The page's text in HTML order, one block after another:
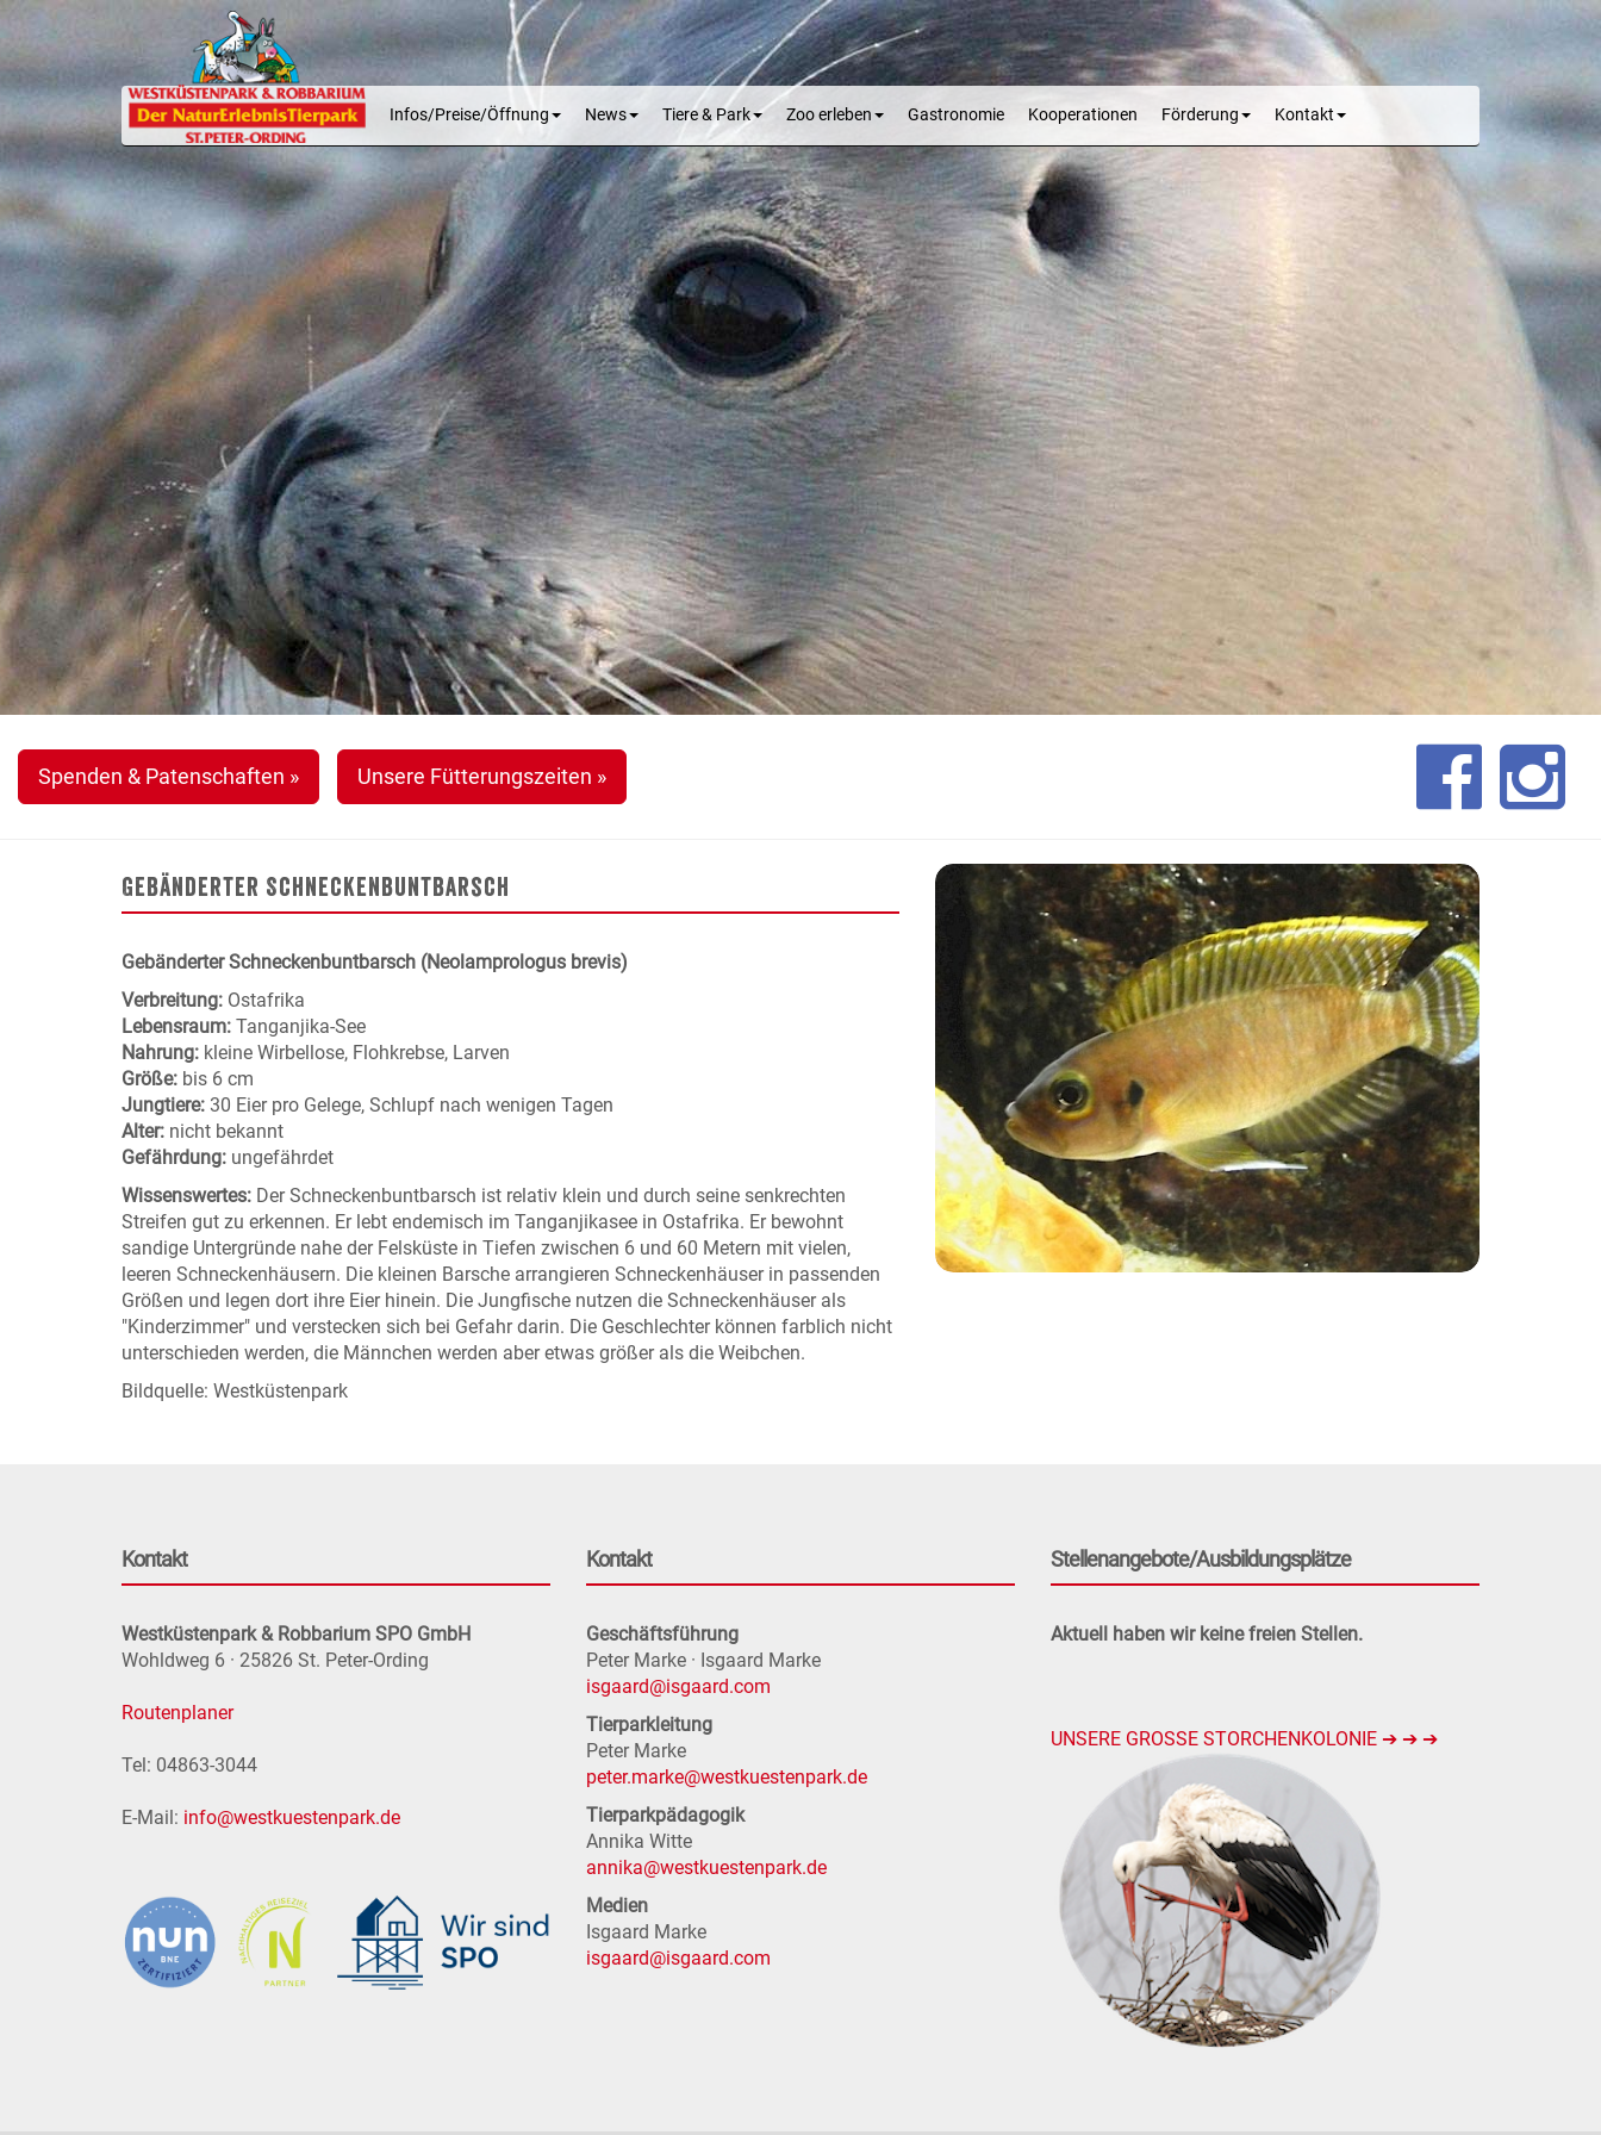
Infos/Preise/Öffnung News Tiere & Park Zoo erleben Gastronomie Kooperationen Förderung Kontakt
Spenden & Patenschaften » Unsere Fütterungszeiten »
Gebänderter Schneckenbuntbarsch
Gebänderter Schneckenbuntbarsch (Neolamprologus brevis)
Verbreitung: Ostafrika
Lebensraum: Tanganjika-See
Nahrung: kleine Wirbellose, Flohkrebse, Larven
Größe: bis 6 cm
Jungtiere: 30 Eier pro Gelege, Schlupf nach wenigen Tagen
Alter: nicht bekannt
Gefährdung: ungefährdet
Wissenswertes: Der Schneckenbuntbarsch ist relativ klein und durch seine senkrechten
Streifen gut zu erkennen. Er lebt endemisch im Tanganjikasee in Ostafrika. Er bewohnt
sandige Untergründe nahe der Felsküste in Tiefen zwischen 6 und 60 Metern mit vielen,
leeren Schneckenhäusern. Die kleinen Barsche arrangieren Schneckenhäuser in passenden
Größen und legen dort ihre Eier hinein. Die Jungfische nutzen die Schneckenhäuser als
"Kinderzimmer" und verstecken sich bei Gefahr darin. Die Geschlechter können farblich nicht
unterschieden werden, die Männchen werden aber etwas größer als die Weibchen.
Bildquelle: Westküstenpark
Kontakt
Westküstenpark & Robbarium SPO GmbH
Wohldweg 6 · 25826 St. Peter-Ording
Routenplaner
Tel: 04863-3044
E-Mail: info@westkuestenpark.de
Kontakt
Geschäftsführung
Peter Marke · Isgaard Marke
isgaard@isgaard.com
Tierparkleitung
Peter Marke
peter.marke@westkuestenpark.de
Tierparkpädagogik
Annika Witte
annika@westkuestenpark.de
Medien
Isgaard Marke
isgaard@isgaard.com
Stellenangebote/Ausbildungsplätze
Aktuell haben wir keine freien Stellen.
UNSERE GROSSE STORCHENKOLONIE ➔ ➔ ➔